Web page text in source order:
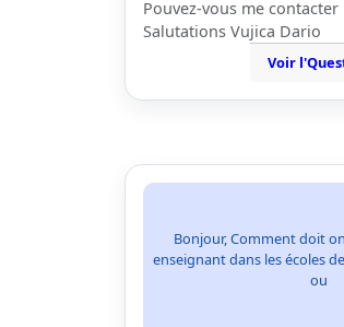
Pouvez-vous me
Salutations Vujica Dario
Voir
Bonjour, Comment doit
enseignant dans les écoles
ou